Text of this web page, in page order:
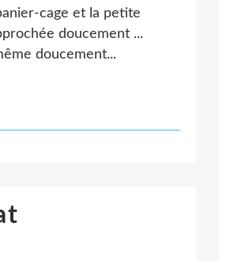
cage et la petite
doucement ...
doucement...